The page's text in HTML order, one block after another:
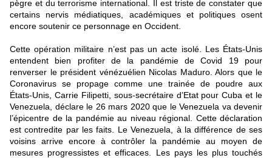
pègre et du terrorisme international. Il est triste de constater que
certains nervis médiatiques, académiques et politiques osent
encore soutenir ce personnage en Occident.
Cette opération militaire n’est pas un acte isolé. Les États-Unis
entendent bien profiter de la pandémie de Covid 19 pour
renverser le président vénézuélien Nicolas Maduro. Alors que le
Coronavirus se propage comme une trainée de poudre aux
États-Unis, Carrie Filipetti, sous-secrétaire d’Etat pour Cuba et le
Venezuela, déclare le 26 mars 2020 que le Venezuela va devenir
l’épicentre de la pandémie au niveau régional. Cette déclaration
est contredite par les faits. Le Venezuela, à la différence de ses
voisins arrive encore à contrôler la pandémie au moyen de
mesures progressistes et efficaces. Les pays les plus touchés